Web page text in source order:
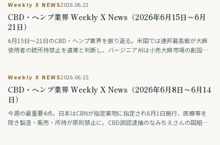
Weekly X NEWS2026.06.22
CBD・ヘンプ業界 Weekly X News（2026年6月15日〜6月
21日）
6月15日〜21日のCBD・ヘンプ業界を振り返る。米国では連邦最高裁が大麻
使用者の銃所持禁止を違憲と判断し、バージニア州は小売大麻市場の創設で
Weekly X NEWS2026.06.15
CBD・ヘンプ業界 Weekly X News（2026年6月8日〜6月14
日）
今週の最重要4点。日本はCBNが指定薬物に指定され6月1日施行、医療等を
除き製造・販売・所持が原則禁止に。CBD誤認逮捕のなみちえさんの国賠訴